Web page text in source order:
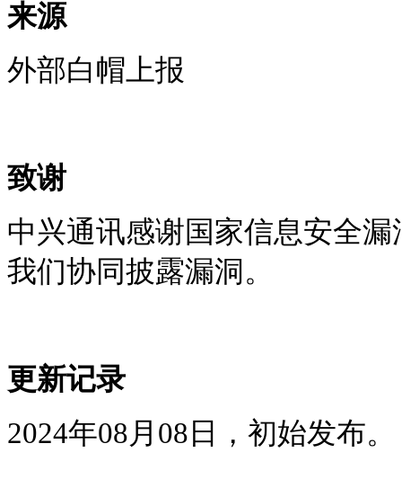
来源
外部白帽上报
致谢
中兴通讯感谢国家信息安全
我们协同披露漏洞。
更新记录
2024年08月08日，初始发布。